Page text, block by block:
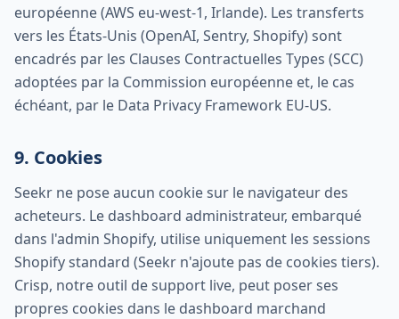
européenne (AWS eu-west-1, Irlande). Les transferts
vers les États-Unis (OpenAI, Sentry, Shopify) sont
encadrés par les Clauses Contractuelles Types (SCC)
adoptées par la Commission européenne et, le cas
échéant, par le Data Privacy Framework EU-US.
9. Cookies
Seekr ne pose aucun cookie sur le navigateur des
acheteurs. Le dashboard administrateur, embarqué
dans l'admin Shopify, utilise uniquement les sessions
Shopify standard (Seekr n'ajoute pas de cookies tiers).
Crisp, notre outil de support live, peut poser ses
propres cookies dans le dashboard marchand